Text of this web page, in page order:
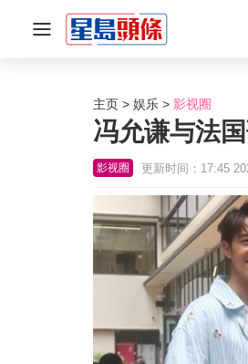
主页 娱乐 影视圈
冯允谦与法
影视圈 更新时间：17:45